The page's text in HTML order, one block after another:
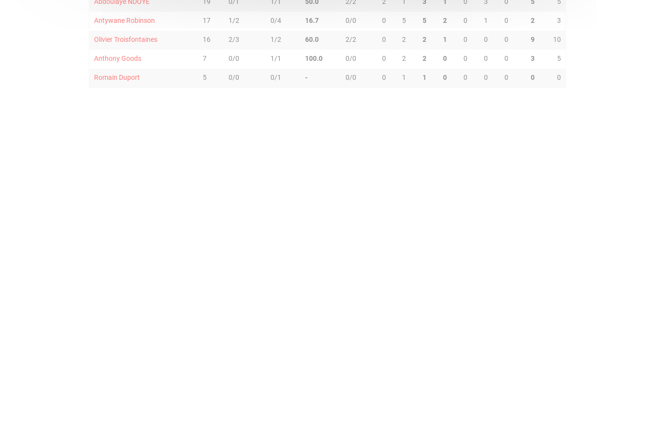
Antywane Robinson 17 1/2 0/4 16.7 0/0 0 5 5 2 0 1 0 2 3
Olivier Troisfontaines 16 2/3 1/2 60.0 2/2 0 2 2 1 0 0 0 9 10
Anthony Goods 7 0/0 1/1 100.0 0/0 0 2 2 0 0 0 0 3 5
Romain Duport 5 0/0 0/1 - 0/0 0 1 1 0 0 0 0 0 0